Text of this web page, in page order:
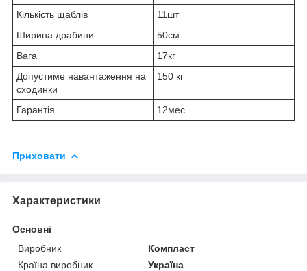
Кількість щаблів
11шт
Ширина драбини
50см
Вага
17кг
Допустиме навантаження на
сходинки
150 кг
Гарантія 12мес.
Приховати
Характеристики
Основні
Виробник
Компласт
Країна виробник
Україна